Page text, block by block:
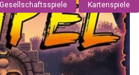
Gesellschaftsspiele Kartenspiele